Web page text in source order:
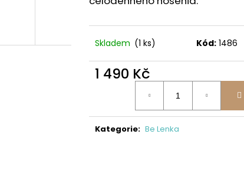
Skladem (1 ks) Kód: 1486
1 490 Kč
Kategorie: Be Lenka
BEDA BFN 170010/SD/W/NL BEN
1 590 Kč